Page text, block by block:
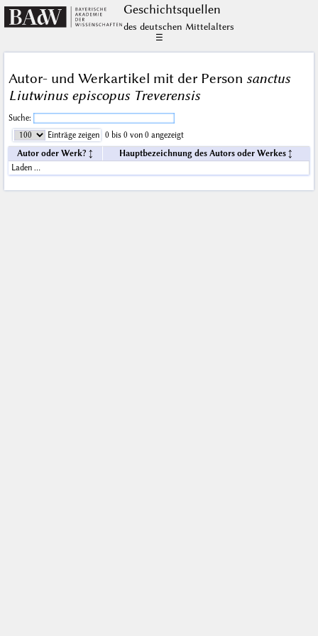
Geschichts­quellen
des deutschen Mittelalters
☰
Autor- und Werkartikel mit der Person sanctus
Liutwinus episcopus Treverensis
Suche:
Einträge zeigen
0 bis 0 von 0 angezeigt
Autor oder Werk?
Hauptbezeichnung des Autors oder Werkes
Laden …